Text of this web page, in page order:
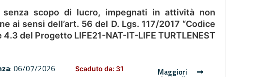
scopo di lucro, impegnati in attività non
sensi dell’art. 56 del D. Lgs. 117/2017 “Codice
del Progetto LIFE21-NAT-IT-LIFE TURTLENEST
: 06/07/2026
Scaduto da: 31
Maggiori